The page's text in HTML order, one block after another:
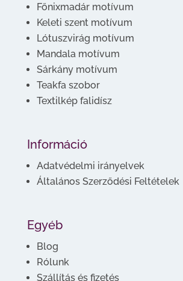
Főnixmadár motívum
Keleti szent motívum
Lótuszvirág motívum
Mandala motívum
Sárkány motívum
Teakfa szobor
Textilkép falidísz
Információ
Adatvédelmi irányelvek
Általános Szerződési Feltételek
Egyéb
Blog
Rólunk
Szállítás és fizetés